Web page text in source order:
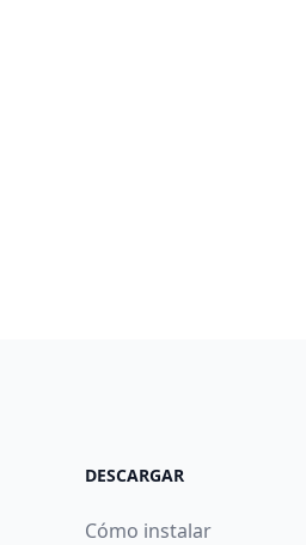
DESCARGAR
Cómo instalar